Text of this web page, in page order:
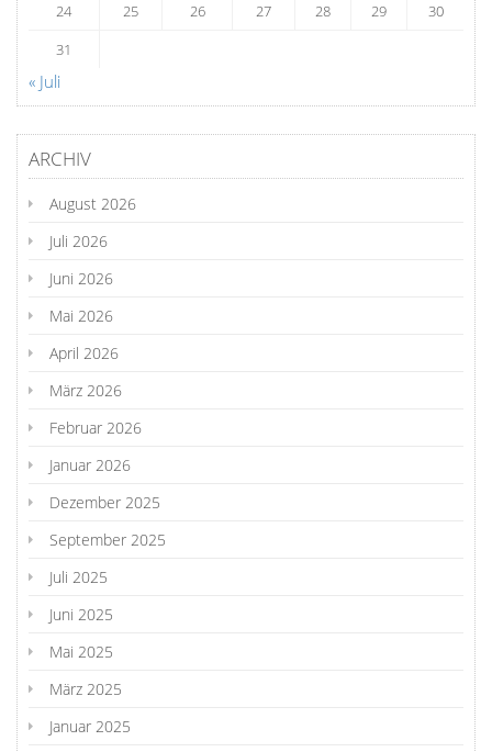
24 25 26 27 28 29
30
31
« Juli
ARCHIV
August 2026
Juli 2026
Juni 2026
Mai 2026
April 2026
März 2026
Februar 2026
Januar 2026
Dezember 2025
September 2025
Juli 2025
Juni 2025
Mai 2025
März 2025
Januar 2025